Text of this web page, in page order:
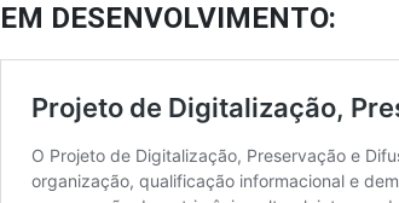
EM DESENVOLVIMENTO: